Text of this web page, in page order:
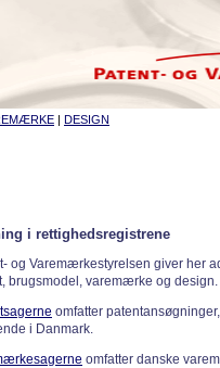
| DESIGN
i rettighedsregistrene
og Varemærkestyrelsen giver her
brugsmodel, varemærke og design.
omfatter
i Danmark.
omfatter danske